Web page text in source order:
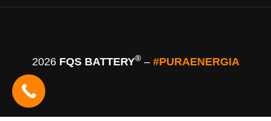
2026 FQS BATTERY®– #PURAENERGIA